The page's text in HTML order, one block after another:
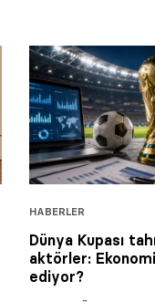
HABERLER
Dünya Kupası
aktörler:
ediyor?